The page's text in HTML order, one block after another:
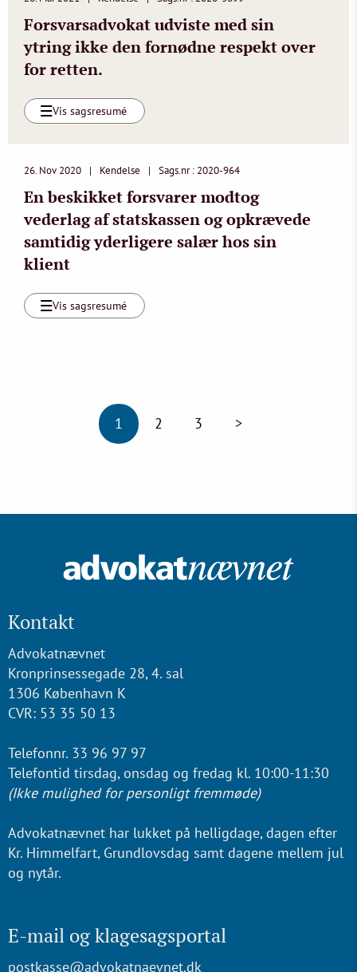
Forsvarsadvokat udviste med sin
ytring ikke den fornødne respekt over
for retten.
Vis sagsresumé
26. Nov 2020 Kendelse Sags.nr : 2020-964
En beskikket forsvarer modtog
vederlag af statskassen og opkrævede
samtidig yderligere salær hos sin
klient
Vis sagsresumé
1 2 3 >
Kontakt
Advokatnævnet
Kronprinsessegade 28, 4. sal
1306 København K
CVR: 53 35 50 13
Telefonnr. 33 96 97 97
Telefontid tirsdag, onsdag og fredag kl. 10:00-11:30
(Ikke mulighed for personligt fremmøde)
Advokatnævnet har lukket på helligdage, dagen efter
Kr. Himmelfart, Grundlovsdag samt dagene mellem jul
og nytår.
E-mail og klagesagsportal
postkasse@advokatnaevnet.dk